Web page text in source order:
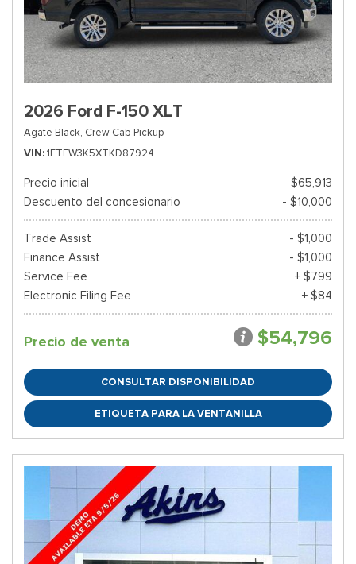
2026 Ford F-150 XLT
Agate Black, Crew Cab Pickup
VIN 1FTEW3K5XTKD87924
Precio inicial
$65,913
Descuento del concesionario
- $10,000
Trade Assist
- $1,000
Finance Assist
- $1,000
Service Fee
+ $799
Electronic Filing Fee
+ $84
Precio de venta $54,796
CONSULTAR DISPONIBILIDAD
ETIQUETA PARA LA VENTANILLA